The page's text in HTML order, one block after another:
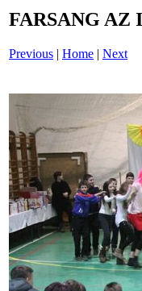
FARSANG AZ
Previous | Home | Next